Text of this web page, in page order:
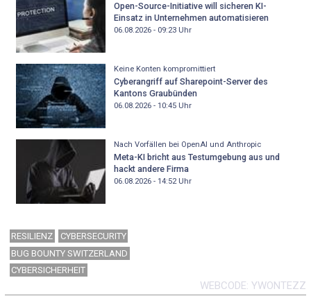
Open-Source-Initiative will sicheren KI-
Einsatz in Unternehmen automatisieren
06.08.2026 - 09:23Uhr
Keine Konten kompromittiert
Cyberangriff auf Sharepoint-Server des
Kantons Graubünden
06.08.2026 - 10:45Uhr
Nach Vorfällen bei OpenAI und Anthropic
Meta-KI bricht aus Testumgebung aus und
hackt andere Firma
06.08.2026 - 14:52Uhr
RESILIENZ
CYBERSECURITY
BUG BOUNTY SWITZERLAND
CYBERSICHERHEIT
WEBCODE YWONTEZZ